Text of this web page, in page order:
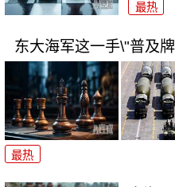
最热
东大海军这一手\"普及
最热